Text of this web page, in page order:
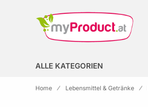
ALLE KATEGORIEN
Home Lebensmittel & Getränke